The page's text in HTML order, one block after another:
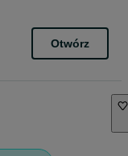
Otwórz